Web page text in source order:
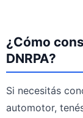
¿Cómo
DNRPA?
Si necesitás
automotor,